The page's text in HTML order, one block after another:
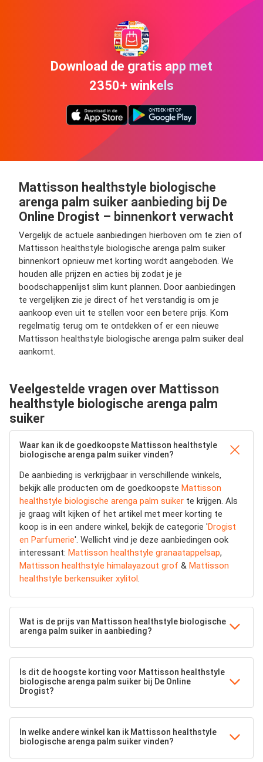
Download de gratis app met
2350+ winkels
Mattisson healthstyle biologische
arenga palm suiker aanbieding bij De
Online Drogist – binnenkort verwacht
Vergelijk de actuele aanbiedingen hierboven om te zien of
Mattisson healthstyle biologische arenga palm suiker
binnenkort opnieuw met korting wordt aangeboden. We
houden alle prijzen en acties bij zodat je je
boodschappenlijst slim kunt plannen. Door aanbiedingen
te vergelijken zie je direct of het verstandig is om je
aankoop even uit te stellen voor een betere prijs. Kom
regelmatig terug om te ontdekken of er een nieuwe
Mattisson healthstyle biologische arenga palm suiker deal
aankomt.
Veelgestelde vragen over Mattisson
healthstyle biologische arenga palm
suiker
Waar kan ik de goedkoopste Mattisson healthstyle
biologische arenga palm suiker vinden?
De aanbieding is verkrijgbaar in verschillende winkels,
bekijk alle producten om de goedkoopste Mattisson
healthstyle biologische arenga palm suiker te krijgen. Als
je graag wilt kijken of het artikel met meer korting te
koop is in een andere winkel, bekijk de categorie 'Drogist
en Parfumerie'. Wellicht vind je deze aanbiedingen ook
interessant: Mattisson healthstyle granaatappelsap,
Mattisson healthstyle himalayazout grof & Mattisson
healthstyle berkensuiker xylitol.
Wat is de prijs van Mattisson healthstyle biologische
arenga palm suiker in aanbieding?
Is dit de hoogste korting voor Mattisson healthstyle
biologische arenga palm suiker bij De Online
Drogist?
In welke andere winkel kan ik Mattisson healthstyle
biologische arenga palm suiker vinden?